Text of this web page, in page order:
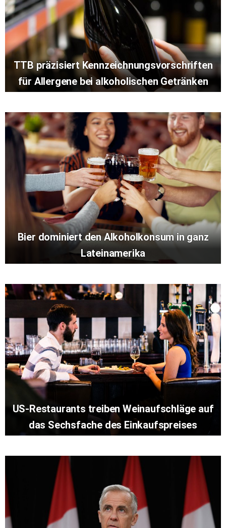
TTB präzisiert Kennzeichnungsvorschriften
für Allergene bei alkoholischen Getränken
Bier dominiert den Alkoholkonsum in ganz
Lateinamerika
US-Restaurants treiben Weinaufschläge auf
das Sechsfache des Einkaufspreises